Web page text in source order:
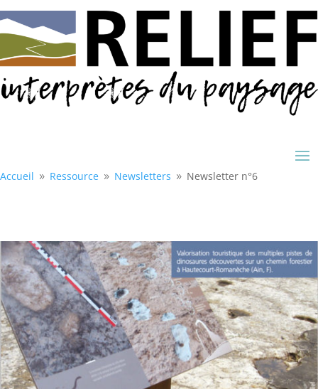
Accueil 9 Ressource 9 Newsletters 9 Newsletter n°6